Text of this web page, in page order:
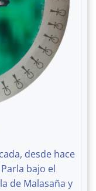
desde hace
bajo el
de Malasaña y